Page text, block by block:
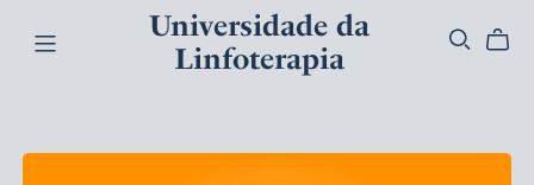
Universidade da
Linfoterapia